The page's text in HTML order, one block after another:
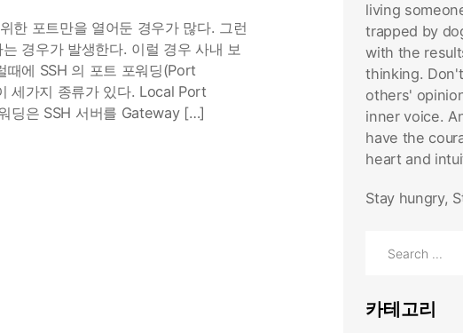
한 포트만을 열어둔 경우가 많다. 그런
경우가 발생한다. 이럴 경우 사내 보
때에 SSH 의 포트 포워딩(Port
세가지 종류가 있다. Local Port
딩은 SSH 서버를 Gateway […]
living
trapped by
with the
thinking.
others'
inner voice.
have the
heart and
Stay hungry,
카테고리